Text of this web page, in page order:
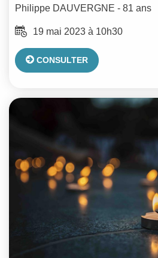
Philippe DAUVERGNE - 81 ans
19 mai 2023 à 10h30
CONSULTER